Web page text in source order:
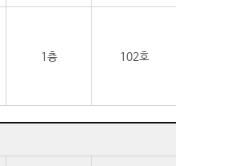
1층 102호